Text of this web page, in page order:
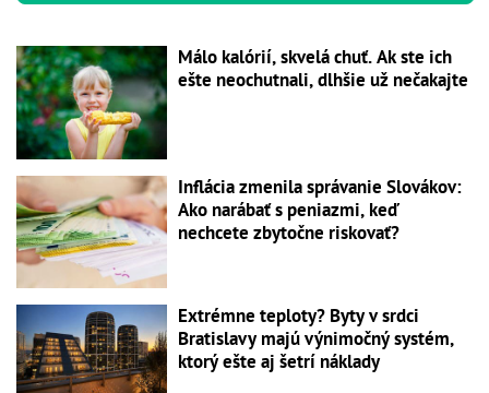
Málo kalórií, skvelá chuť. Ak ste ich
ešte neochutnali, dlhšie už nečakajte
Inflácia zmenila správanie Slovákov:
Ako narábať s peniazmi, keď
nechcete zbytočne riskovať?
Extrémne teploty? Byty v srdci
Bratislavy majú výnimočný systém,
ktorý ešte aj šetrí náklady